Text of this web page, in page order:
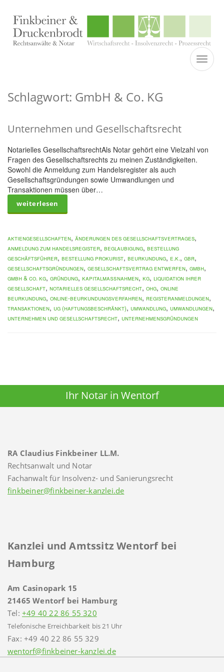
Schlagwort: GmbH & Co. KG
Unternehmen und Gesellschaftsrecht
Notarielles GesellschaftsrechtAls Notar gehört eine Vielzahl von
Fragen des Gesellschaftsrechts zu meinen Zuständigkeiten.
Sowohl die Anmeldung zum Handelsregister als auch
Gesellschaftsgründungen sowie Umwandlungen und
Transaktionen müssen über…
weiterlesen
Aktiengesellschaften, Änderungen des Gesellschaftsvertrages,
Anmeldung zum Handelsregister, Beglaubigung, Bestellung
Geschäftsführer, Bestellung Prokurist, Beurkundung, e.K., GbR,
Gesellschaftsgründungen, Gesellschaftsvertrag entwerfen, GmbH,
GmbH & Co. KG, Gründung, Kapitalmaßnahmen, KG, Liquidation Ihrer
Gesellschaft, Notarielles Gesellschaftsrecht, oHG, Online
Beurkundung, Online-Beurkundungsverfahren, Registeranmeldungen,
Transaktionen, UG (haftungsbeschränkt), Umwandlung, Umwandlungen,
Unternehmen und Gesellschaftsrecht, Unternehmensgründungen
Ihr Notar in Wentorf
RA Claudius Finkbeiner LL.M.
Rechtsanwalt und Notar
Fachanwalt für Insolvenz- und Sanierungsrecht
finkbeiner@finkbeiner-kanzlei.de
Kanzlei und Amtssitz Wentorf bei
Hamburg
Am Casinopark 15
21465 Wentorf bei Hamburg
Tel: +49 40 22 86 55 320
Telefonische Erreichbarkeit bis 21 Uhr
Fax: +49 40 22 86 55 329
wentorf@finkbeiner-kanzlei.de